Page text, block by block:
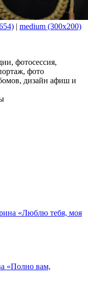
| medium (300x200)
фотосессия,
фото
дизайн афиш и
«Люблю тебя, моя
«Полно вам,